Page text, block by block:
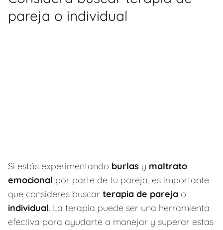
pareja o individual
Si estás experimentando burlas y maltrato
emocional por parte de tu pareja, es importante
que consideres buscar terapia de pareja o
individual. La terapia puede ser una herramienta
efectiva para ayudarte a manejar y superar estas